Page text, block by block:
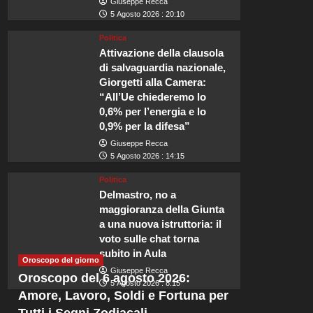
con una reputazione
Viaggi
15 hotel di
laghi oltre
Irlanda. Situato in una...
Leggi tutto
15
5 Agosto 2026 : 20:10
Politica
Attivazione della clausola
di salvaguardia nazionale,
Giorgetti alla Camera:
“All’Ue chiederemo lo
0,6% per l’energia e lo
0,9% per la difesa”
Giuseppe Recca
5 Agosto 2026 : 14:15
Politica
Delmastro, no a
maggioranza della Giunta
a una nuova istruttoria: il
voto sulle chat torna
subito in Aula
Giuseppe Recca
5 Agosto 2026 : 8:15
Oroscopo del giorno
Oroscopo del 6 agosto 2026:
Amore, Lavoro, Soldi e Fortuna per